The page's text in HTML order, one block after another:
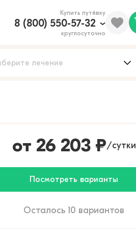
Купить путёвку
8 (800) 550-57-32
круглосуточно
от 26 203 ₽/сутки
Посмотреть варианты
Осталось 10 вариантов